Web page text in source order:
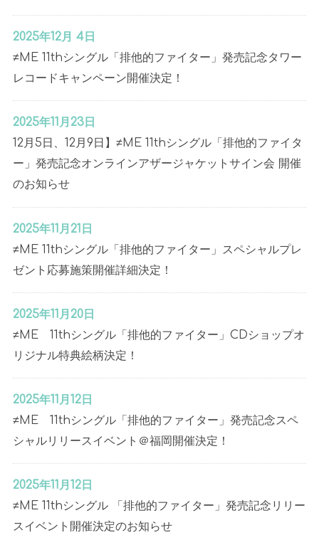
2025年12月 4日
≠ME 11thシングル「排他的ファイター」発売記念タワー
レコードキャンペーン開催決定！
2025年11月23日
12月5日、12月9日】≠ME 11thシングル「排他的ファイタ
ー」発売記念オンラインアザージャケットサイン会 開催
のお知らせ
2025年11月21日
≠ME 11thシングル「排他的ファイター」スペシャルプレ
ゼント応募施策開催詳細決定！
2025年11月20日
≠ME 11thシングル「排他的ファイター」CDショップオ
リジナル特典絵柄決定！
2025年11月12日
≠ME 11thシングル「排他的ファイター」発売記念スペ
シャルリリースイベント＠福岡開催決定！
2025年11月12日
≠ME 11thシングル 「排他的ファイター」発売記念リリー
スイベント開催決定のお知らせ